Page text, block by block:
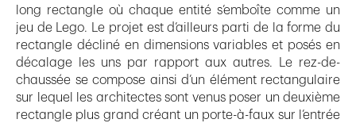
long rectangle où chaque entité s’emboîte comme un
jeu de Lego. Le projet est d’ailleurs parti de la forme du
rectangle décliné en dimensions variables et posés en
décalage les uns par rapport aux autres. Le rez-de-
chaussée se compose ainsi d’un élément rectangulaire
sur lequel les architectes sont venus poser un deuxième
rectangle plus grand créant un porte-à-faux sur l’entrée